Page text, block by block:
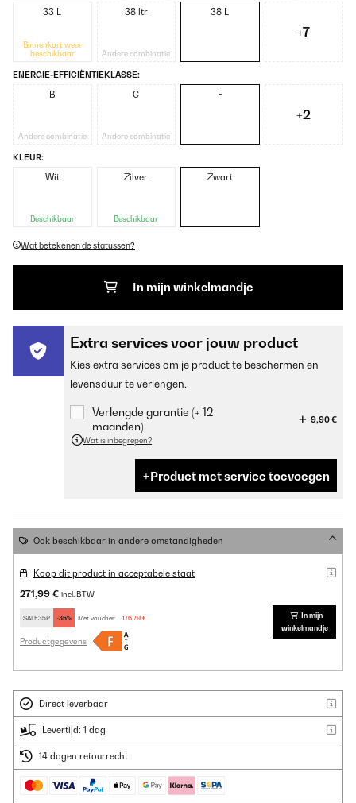
33 L
Binnenkort weer
beschikbaar
38 ltr
Andere combinatie
38 L
+7
ENERGIE-EFFICIËNTIEKLASSE:
B
Andere combinatie
C
Andere combinatie
F
+2
KLEUR:
Wit
Beschikbaar
Zilver
Beschikbaar
Zwart
Wat betekenen de statussen?
In mijn winkelmandje
Extra services voor jouw product
Kies extra services om je product te beschermen en
levensduur te verlengen.
Verlengde garantie (+ 12
maanden)
9,90 €
Wat is inbegrepen?
Product met service toevoegen
Ook beschikbaar in andere omstandigheden
Koop dit product in acceptabele staat
271,99 € incl. BTW
SALE35P -35% Met voucher: 176,79 €
Productgegevens
In mijn
winkelmandje
Direct leverbaar
Levertijd: 1 dag
14 dagen retourrecht